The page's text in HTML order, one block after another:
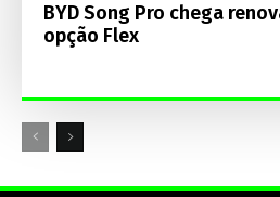
BYD Song Pro chega
opção Flex